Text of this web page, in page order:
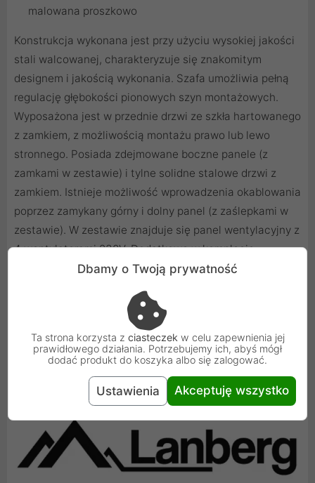
malowana proszkowo
Konstrukcja wykonana jest przy użyciu wysokiej jakości
stali walcowanej, charakteryzuje się znakomitym
designem i jakością wykonania. Szafa umożliwia pełną
regulację głębokości pionowych szyn montażowych.
Wyposażona jest w przednie drzwi ze szkła hartowanego
z zamkiem, z możliwością montażu prawo lub lewo
stronnego. Posiada zdejmowane boczne panele (z
zamkami w zestawie) i tylne solidne stalowe drzwi z
zamkiem. Istnieje możliwość wprowadzenia okablowania
poprzez zamykany górny i dolny panel (z zaślepkami w
zestawie). W zestawie znajduje się panel wentylacyjny z
4 wentylatorami 230V. Dodatkowo w komplecie
załączone są akcesoria do mocowania szyn nośnych,
konstrukcji do samodzielnego montażu (flat pack),
całość znajduje się w 3 płaskich opakowaniach co
ułatwia transport.
Dbamy o Twoją prywatność
Ta strona korzysta z ciasteczek w celu zapewnienia jej
prawidłowego działania. Potrzebujemy ich, abyś mógł
dodać produkt do koszyka albo się zalogować.
Ustawienia Akceptuję wszystko